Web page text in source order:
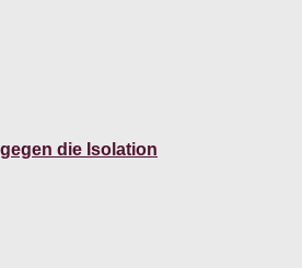
die Isolation